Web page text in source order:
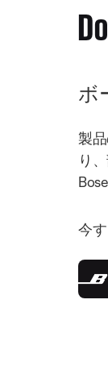
ボ
製
り
今